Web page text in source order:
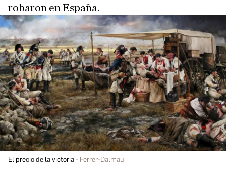
robaron en España.
El precio de la victoria Ferrer-Dalmau